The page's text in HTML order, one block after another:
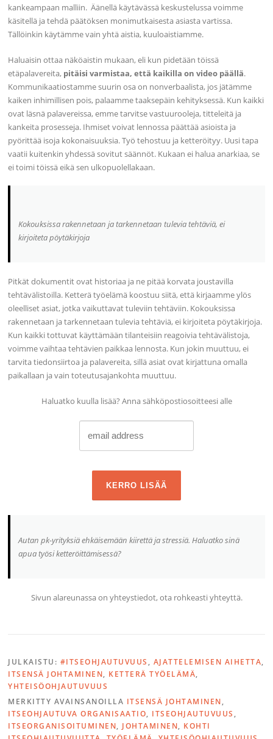
kankeampaan malliin. Äänellä käytävässä keskustelussa voimme
käsitellä ja tehdä päätöksen monimutkaisesta asiasta vartissa.
Tällöinkin käytämme vain yhtä aistia, kuuloaistiamme.
Haluaisin ottaa näköaistin mukaan, eli kun pidetään töissä
etäpalavereita, pitäisi varmistaa, että kaikilla on video päällä.
Kommunikaatiostamme suurin osa on nonverbaalista, jos jätämme
kaiken inhimillisen pois, palaamme taaksepäin kehityksessä. Kun kaikki
ovat läsnä palavereissa, emme tarvitse vastuurooleja, titteleitä ja
kankeita prosesseja. Ihmiset voivat lennossa päättää asioista ja
pyörittää isoja kokonaisuuksia. Työ tehostuu ja ketteröityy. Uusi tapa
vaatii kuitenkin yhdessä sovitut säännöt. Kukaan ei halua anarkiaa, se
ei toimi töissä eikä sen ulkopuolellakaan.
Kokouksissa rakennetaan ja tarkennetaan tulevia tehtäviä, ei
kirjoiteta pöytäkirjoja
Pitkät dokumentit ovat historiaa ja ne pitää korvata joustavilla
tehtävälistoilla. Ketterä työelämä koostuu siitä, että kirjaamme ylös
oleelliset asiat, jotka vaikuttavat tuleviin tehtäviin. Kokouksissa
rakennetaan ja tarkennetaan tulevia tehtäviä, ei kirjoiteta pöytäkirjoja.
Kun kaikki tottuvat käyttämään tilanteisiin reagoivia tehtävälistoja,
voimme vaihtaa tehtävien paikkaa lennosta. Kun jokin muuttuu, ei
tarvita tiedonsiirtoa ja palavereita, sillä asiat ovat kirjattuna omalla
paikallaan ja vain toteutusajankohta muuttuu.
Haluatko kuulla lisää? Anna sähköpostiosoitteesi alle
Autan pk-yrityksiä ehkäisemään kiirettä ja stressiä. Haluatko sinä
apua työsi ketteröittämisessä?
Sivun alareunassa on yhteystiedot, ota rohkeasti yhteyttä.
JULKAISTU: #ITSEOHJAUTUVUUS , AJATTELEMISEN AIHETTA,
ITSENSÄ JOHTAMINEN, KETTERÄ TYÖELÄMÄ,
YHTEISÖOHJAUTUVUUS
MERKITTY AVAINSANOILLA ITSENSÄ JOHTAMINEN,
ITSEOHJAUTUVA ORGANISAATIO, ITSEOHJAUTUVUUS ,
ITSEORGANISOITUMINEN, JOHTAMINEN, KOHTI